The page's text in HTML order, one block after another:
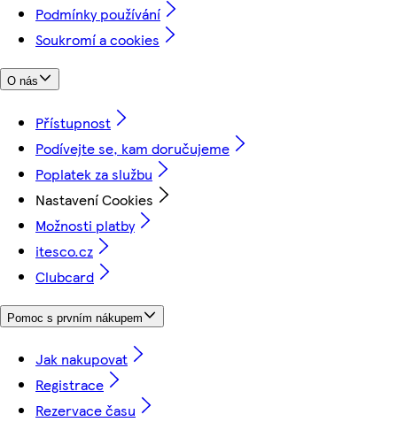
Podmínky používání
Soukromí a cookies
O nás
Přístupnost
Podívejte se, kam doručujeme
Poplatek za službu
Nastavení Cookies
Možnosti platby
itesco.cz
Clubcard
Pomoc s prvním nákupem
Jak nakupovat
Registrace
Rezervace času